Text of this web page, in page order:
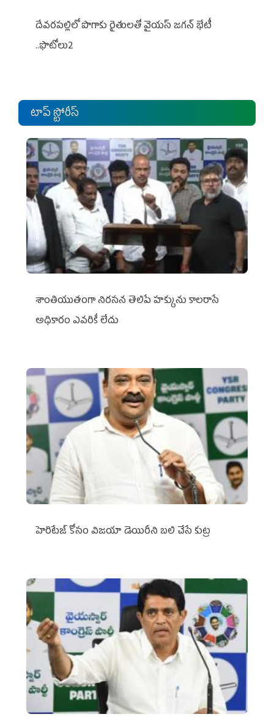
దేవరపల్లిలో పొగాకు రైతులతో వైయస్ జగన్ భేటీ
..ఫొటోలు2
టాప్ స్టోరీస్
శాంతియుతంగా నిరసన తెలిపే హక్కును కాలరాసే
అధికారం ఎవరికీ లేదు
హెరిటేజ్ కోసం విజయా డెయిరీని బలి చేసే కుట్ర‌